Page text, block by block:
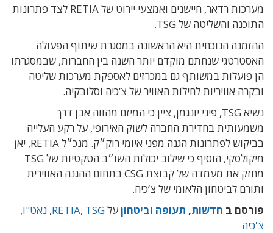
מערכות רדאר, חיישנים ואמצעי יירוט של RETIA לצד פתרונות
התוכנה והשליטה של TSG.
ההזמנה הנוכחית היא הראשונה במסגרת שיתוף הפעולה
האסטרטגי שנחתם מוקדם יותר השנה בין החברות, שבמסגרתו
הן פועלות במשותף גם במכרזים לאספקת מערכות שליטה
ובקרה אוויריות לחילות האוויר של צ’כיה וסלובקיה.
נשיא TSG, פיני יונגמן, ציין כי המיזם מהווה אבן דרך
משמעותית בחדירת החברה לשוק האירופי, על רקע העלייה
בביקוש לפתרונות הגנה מפני איומי רוק״ק. מנכ״ל RETIA, יאן
מיקולסקי, הוסיף כי שילוב יכולות השו״ב הטקטיות של TSG
מחזק את מעמדה של קבוצת CSG בתחום ההגנה האווירית
ותורם לביטחון הלאומי של צ’כיה.
פורסם ב חדשות, תעופה וביטחוןעל RETIA, TSG
, נאט"ו,
צ'כיה